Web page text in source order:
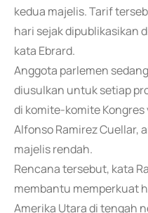
kedua majelis. Tarif
hari sejak dipublikasikan
kata Ebrard.
Anggota parlemen
diusulkan untuk setiap
di komite-komite
Alfonso Ramirez Cuellar,
majelis rendah.
Rencana tersebut, kata
membantu memperkuat
Amerika Utara di tengah